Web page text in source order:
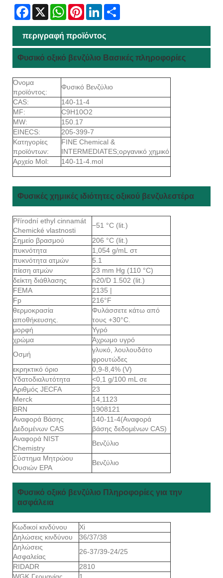
Facebook
X WhatsAppPinterestLinkedIn
περιγραφή προϊόντος
Φυσικό οξικό βενζύλιο Βασικές πληροφορίες
Όνομα
προϊόντος:
Φυσικό Βενζύλιο
CAS:
140-11-4
MF:
C9H10O2
MW:
150.17
EINECS:
205-399-7
Κατηγορίες
προϊόντων:
FINE Chemical &
INTERMEDIATES;οργανικό χημικό
Αρχείο Mol:
140-11-4.mol
Φυσικές χημικές ιδιότητες οξικού βενζυλεστέρα
Přírodní ethyl cinnamát
Chemické vlastnosti
−51 °C (lit.)
Σημείο βρασμού
206 °C (lit.)
πυκνότητα
1,054 g/mL στ
πυκνότητα ατμών
5.1
πίεση ατμών
23 mm Hg (110 °C)
δείκτη διάθλασης
n20/D 1.502 (lit.)
FEMA
2135 |
Fp
216°F
θερμοκρασία
αποθήκευσης.
Φυλάσσετε κάτω από
τους +30°C.
μορφή
Υγρό
χρώμα
Άχρωμο υγρό
Οσμή
γλυκό, λουλουδάτο
φρουτώδες
εκρηκτικό όριο
0,9-8,4% (V)
Υδατοδιαλυτότητα
<0,1 g/100 mL σε
Αριθμός JECFA
23
Merck
14,1123
BRN
1908121
Αναφορά Βάσης
Δεδομένων CAS
140-11-4(Αναφορά
βάσης δεδομένων CAS)
Αναφορά NIST
Chemistry
Βενζύλιο
Σύστημα Μητρώου
Ουσιών EPA
Βενζύλιο
Φυσικό οξικό βενζύλιο Πληροφορίες για την
ασφάλεια
Κωδικοί κινδύνου
Xi
Δηλώσεις κινδύνου
36/37/38
Δηλώσεις
Ασφαλείας
26-37/39-24/25
RIDADR
2810
WGK Γερμανίας
1